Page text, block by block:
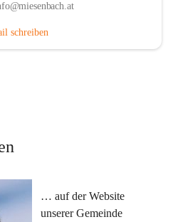
schreiben
… auf der Website
unserer Gemeinde